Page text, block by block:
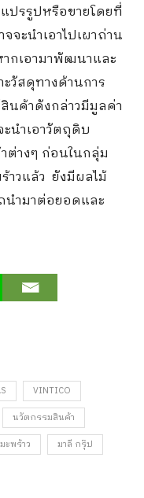
ปรรูปหรือขายโดยที่
จะนำเอาไปเผาถ่าน
กเอามาพัฒนาและ
วัสดุทางด้านการ
นค้าดังกล่าวมีมูลค่า
นำเอาวัตถุดิบ
างๆ ก่อนในกลุ่ม
าวแล้ว ยังมีผลไม้
นำมาต่อยอดและ
VINTICO
นวัตกรรมสินค้า
ะพร้าว
มาลี กรุ๊ป